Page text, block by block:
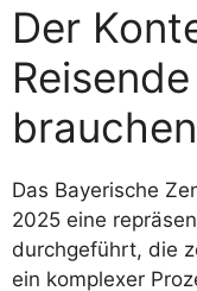
Der
brauchen
Das Bayerische
2025 eine
durchgeführt, die
ein komplexer